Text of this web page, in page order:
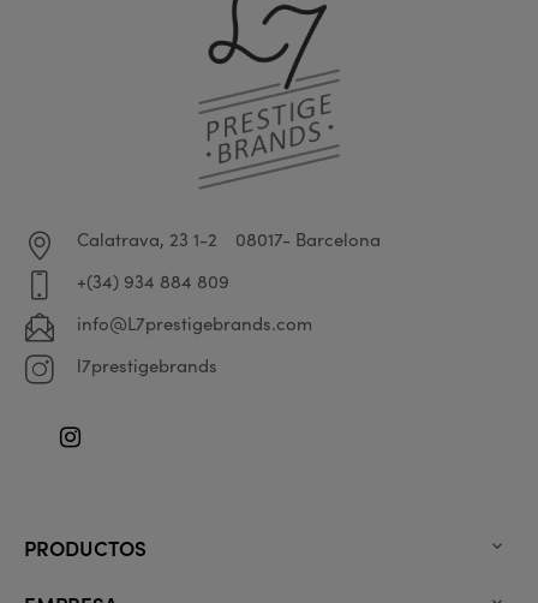
Calatrava, 23 1-2
08017- Barcelona
+(34) 934 884 809
info@L7prestigebrands.com
l7prestigebrands
Instagram
PRODUCTOS 